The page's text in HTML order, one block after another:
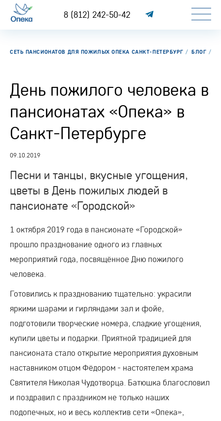
8 (812) 242-50-42
СЕТЬ ПАНСИОНАТОВ ДЛЯ ПОЖИЛЫХ ОПЕКА САНКТ-ПЕТЕРБУРГ БЛОГ
День пожилого человека в
пансионатах «Опека» в
Санкт-Петербурге
09.10.2019
Песни и танцы, вкусные угощения,
цветы в День пожилых людей в
пансионате «Городской»
1 октября 2019 года в пансионате «Городской»
прошло празднование одного из главных
мероприятий года, посвящённое Дню пожилого
человека.
Готовились к празднованию тщательно: украсили
яркими шарами и гирляндами зал и фойе,
подготовили творческие номера, сладкие угощения,
купили цветы и подарки. Приятной традицией для
пансионата стало открытие мероприятия духовным
наставником отцом Фёдором - настоятелем храма
Святителя Николая Чудотворца. Батюшка благословил
и поздравил с праздником не только наших
подопечных, но и весь коллектив сети «Опека»,